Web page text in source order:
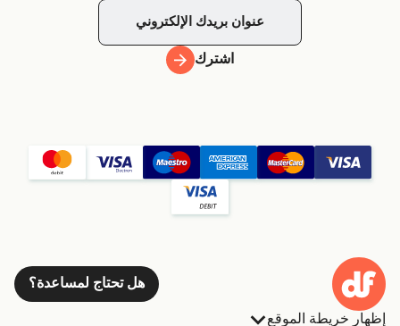
اشترك
هل تحتاج لمساعدة؟
إظهار خريطة الموقع